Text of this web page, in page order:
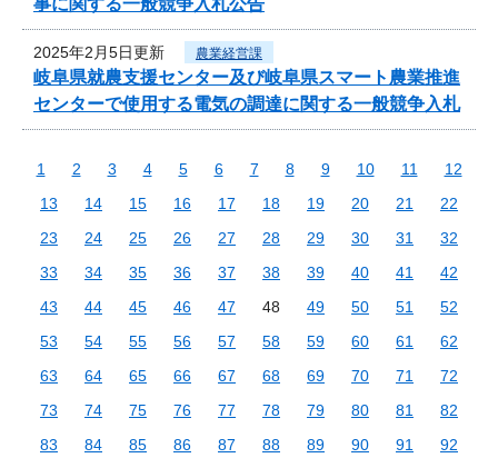
2025年2月5日更新 農業経営課
岐阜県就農支援センター及び岐阜県スマート農業推進
センターで使用する電気の調達に関する一般競争入札
1 2 3 4 5 6 7 8 9 10 11
12
13
14 15 16 17 18 19 20 21
22
23
24 25 26 27 28 29 30 31
32
33
34 35 36 37 38 39 40 41
42
43
44 45 46 47 48 49 50 51
52
53
54 55 56 57 58 59 60 61
62
63
64 65 66 67 68 69 70 71
72
73
74 75 76 77 78 79 80 81
82
83
84 85 86 87 88 89 90 91
92